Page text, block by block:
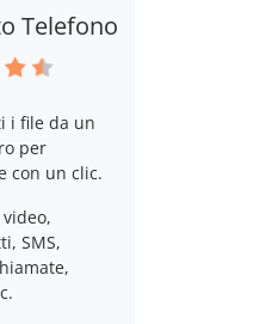
Telefono
i file da un
per
con un clic.
SMS,